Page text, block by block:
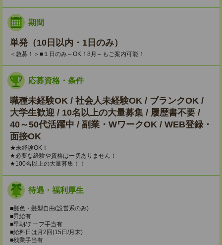
期間
単発（10日以内・1日のみ）
＜急募！＞■１日のみ～OK！8月～もご案内可能！
応募資格・条件
職種未経験OK / 社会人未経験OK / ブランクOK /
大学生歓迎 / 10名以上の大量募集 / 履歴書不要 /
40～50代活躍中 / 副業・WワークOK / WEB登録・
面接OK
★未経験OK！
★必要な経験や資格は一切ありません！
★100名以上の大量募集！！
待遇・福利厚生
■髪色・髪型自由(設営系のみ)
■昇給有
■早朝/チーフ手当有
■給料日は月2回(15日/月末)
■残業手当有